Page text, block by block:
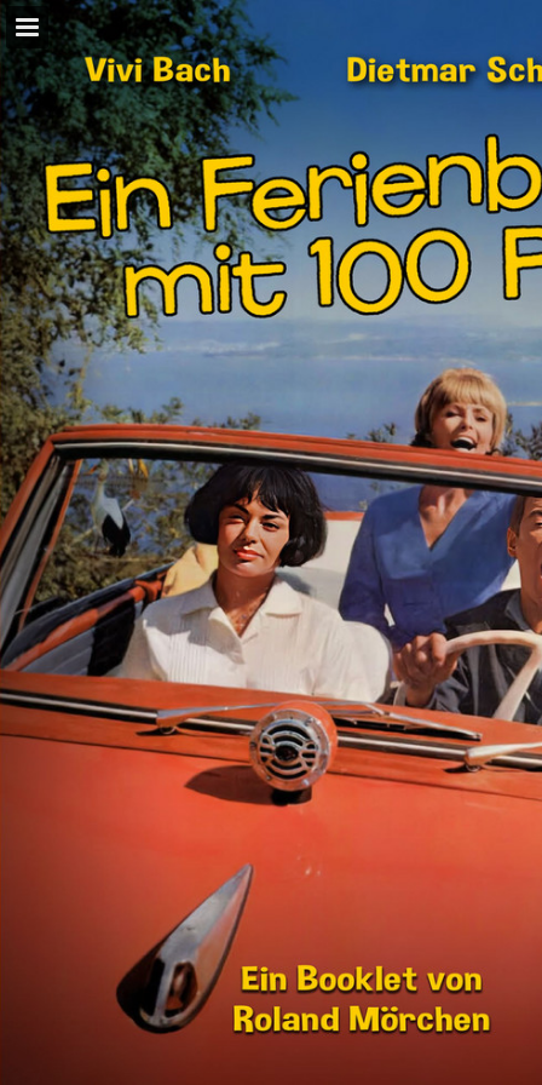
Seitenübersicht
PDF herunterladen
Suchen
Publikation melden